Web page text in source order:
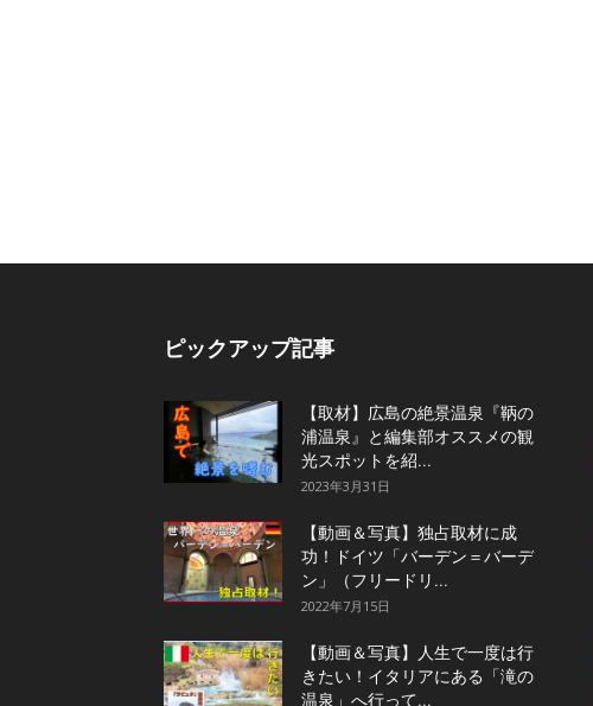
ピックアップ記事
【取材】広島の絶景温泉『鞆の
浦温泉』と編集部オススメの観
光スポットを紹...
2023年3月31日
【動画＆写真】独占取材に成
功！ドイツ「バーデン＝バーデ
ン」（フリードリ...
2022年7月15日
【動画＆写真】人生で一度は行
きたい！イタリアにある「滝の
温泉」へ行って...